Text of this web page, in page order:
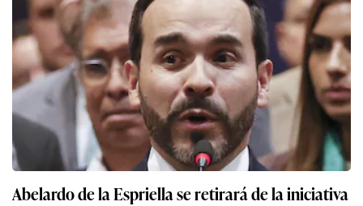
Abelardo de la Espriella se retirará de la iniciativa